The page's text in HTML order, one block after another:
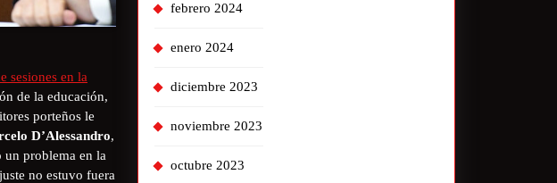
sesiones en la
de la educación,
porteños le
D’Alessandro,
un problema en la
no estuvo fuera
febrero 2024
enero 2024
diciembre 2023
noviembre 2023
octubre 2023